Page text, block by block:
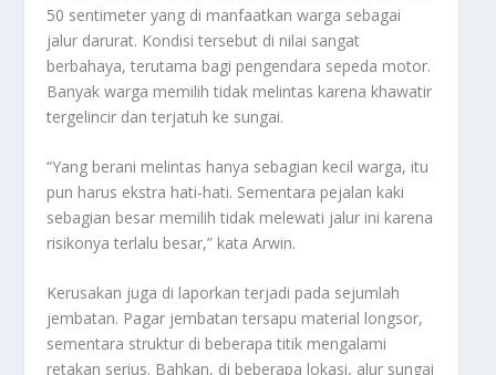
50 sentimeter yang di manfaatkan warga sebagai
jalur darurat. Kondisi tersebut di nilai sangat
berbahaya, terutama bagi pengendara sepeda motor.
Banyak warga memilih tidak melintas karena khawatir
tergelincir dan terjatuh ke sungai.
“Yang berani melintas hanya sebagian kecil warga, itu
pun harus ekstra hati-hati. Sementara pejalan kaki
sebagian besar memilih tidak melewati jalur ini karena
risikonya terlalu besar,” kata Arwin.
Kerusakan juga di laporkan terjadi pada sejumlah
jembatan. Pagar jembatan tersapu material longsor,
sementara struktur di beberapa titik mengalami
retakan serius. Bahkan, di beberapa lokasi, alur sungai